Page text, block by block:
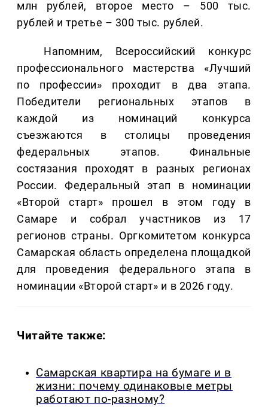
млн рублей, второе место – 500 тыс.
рублей и третье – 300 тыс. рублей.
Напомним, Всероссийский конкурс
профессионального мастерства «Лучший
по профессии» проходит в два этапа.
Победители региональных этапов в
каждой из номинаций конкурса
съезжаются в столицы проведения
федеральных этапов. Финальные
состязания проходят в разных регионах
России. Федеральный этап в номинации
«Второй старт» прошел в этом году в
Самаре и собрал участников из 17
регионов страны. Оргкомитетом конкурса
Самарская область определена площадкой
для проведения федерального этапа в
номинации «Второй старт» и в 2026 году.
Читайте также:
Самарская квартира на бумаге и в
жизни: почему одинаковые метры
работают по-разному?